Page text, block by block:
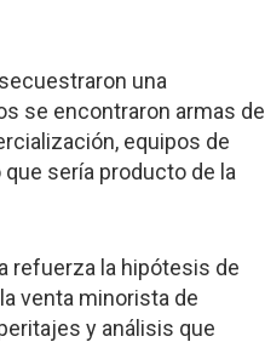
una
se encontraron armas de
equipos de
sería producto de la
refuerza la hipótesis de
venta minorista de
y análisis que